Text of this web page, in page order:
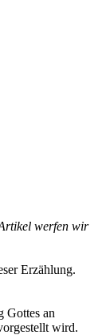
werfen wir
Erzählung.
Gottes an
wird.